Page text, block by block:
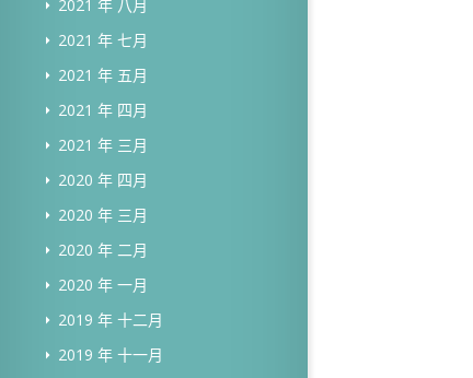
2021 年 八月
2021 年 七月
2021 年 五月
2021 年 四月
2021 年 三月
2020 年 四月
2020 年 三月
2020 年 二月
2020 年 一月
2019 年 十二月
2019 年 十一月